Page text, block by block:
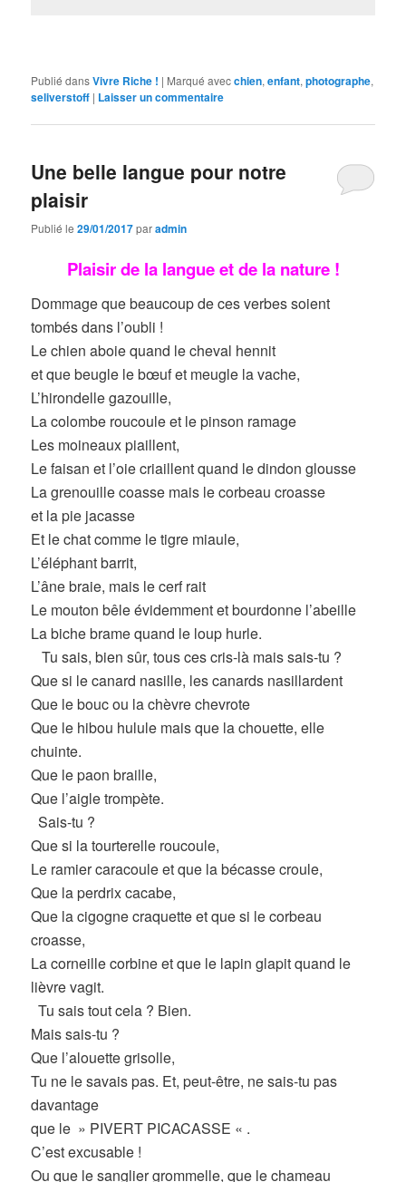
Publié dansVivre Riche ! | Marqué avecchien,enfant,photographe,
seliverstoff | Laisser un commentaire
Une belle langue pour notre
plaisir
Publié le29/01/2017paradmin
Plaisir de la langue et de la nature !
Dommage que beaucoup de ces verbes soient
tombés dans l’oubli !
Le chien aboie quand le cheval hennit
et que beugle le bœuf et meugle la vache,
L’hirondelle gazouille,
La colombe roucoule et le pinson ramage
Les moineaux piaillent,
Le faisan et l’oie criaillent quand le dindon glousse
La grenouille coasse mais le corbeau croasse
et la pie jacasse
Et le chat comme le tigre miaule,
L’éléphant barrit,
L’âne braie, mais le cerf rait
Le mouton bêle évidemment et bourdonne l’abeille
La biche brame quand le loup hurle.
Tu sais, bien sûr, tous ces cris-là mais sais-tu ?
Que si le canard nasille, les canards nasillardent
Que le bouc ou la chèvre chevrote
Que le hibou hulule mais que la chouette, elle
chuinte.
Que le paon braille,
Que l’aigle trompète.
Sais-tu ?
Que si la tourterelle roucoule,
Le ramier caracoule et que la bécasse croule,
Que la perdrix cacabe,
Que la cigogne craquette et que si le corbeau
croasse,
La corneille corbine et que le lapin glapit quand le
lièvre vagit.
Tu sais tout cela ? Bien.
Mais sais-tu ?
Que l’alouette grisolle,
Tu ne le savais pas. Et, peut-être, ne sais-tu pas
davantage
que le » PIVERT PICACASSE « .
C’est excusable !
Ou que le sanglier grommelle, que le chameau